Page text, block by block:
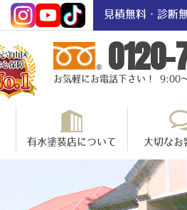
見積無料・診断
0120-
お気軽にお電話下さい！ 9:00
有水塗装店について 大切なお